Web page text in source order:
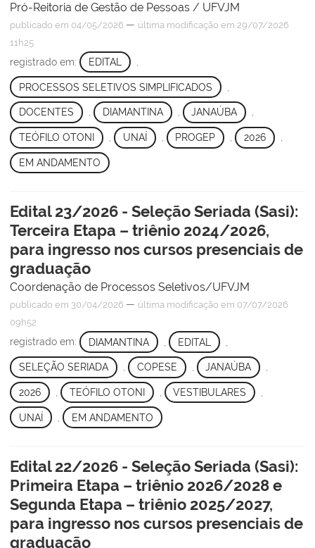
Pró-Reitoria de Gestão de Pessoas / UFVJM
publicado em 04/05/2026 — última modificação em 29/07/2026
11h25
registrado em: EDITAL
PROCESSOS SELETIVOS SIMPLIFICADOS
DOCENTES , DIAMANTINA , JANAÚBA ,
TEÓFILO OTONI UNAÍ PROGEP , 2026
EM ANDAMENTO
Edital 23/2026 - Seleção Seriada (Sasi):
Terceira Etapa – triênio 2024/2026,
para ingresso nos cursos presenciais de
graduação
Coordenação de Processos Seletivos/UFVJM
publicado em 30/04/2026 — última modificação em 07/07/2026
09h52
registrado em: DIAMANTINA EDITAL
SELEÇÃO SERIADA , COPESE , JANAÚBA ,
2026 TEÓFILO OTONI VESTIBULARES
UNAÍ EM ANDAMENTO
Edital 22/2026 - Seleção Seriada (Sasi):
Primeira Etapa – triênio 2026/2028 e
Segunda Etapa – triênio 2025/2027,
para ingresso nos cursos presenciais de
graduação